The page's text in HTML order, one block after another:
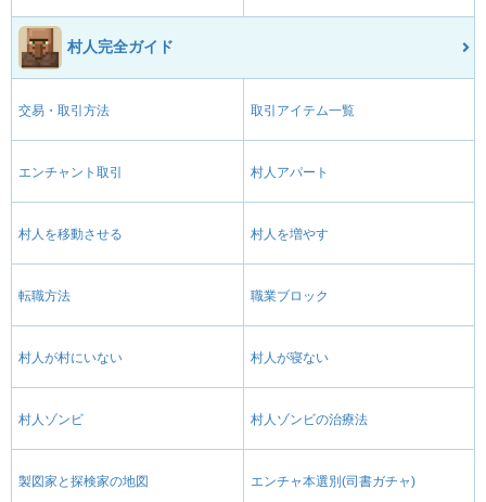
村人完全ガイド
交易・取引方法 取引アイテム一覧
エンチャント取引 村人アパート
村人を移動させる 村人を増やす
転職方法 職業ブロック
村人が村にいない 村人が寝ない
村人ゾンビ 村人ゾンビの治療法
製図家と探検家の地図 エンチャ本選別(司書ガチャ)